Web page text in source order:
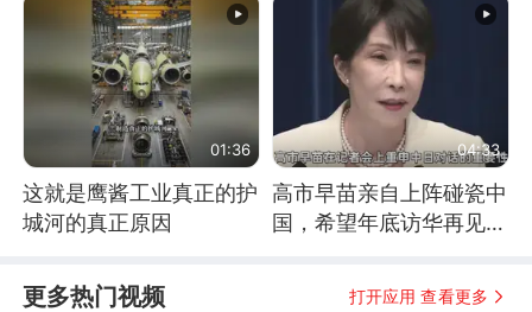
01:36
这就是鹰酱工业真正的护
城河的真正原因
04:33
高市早苗亲自上阵碰瓷中
国，希望年底访华再见中
更多热门视频 打开应用 查看更多